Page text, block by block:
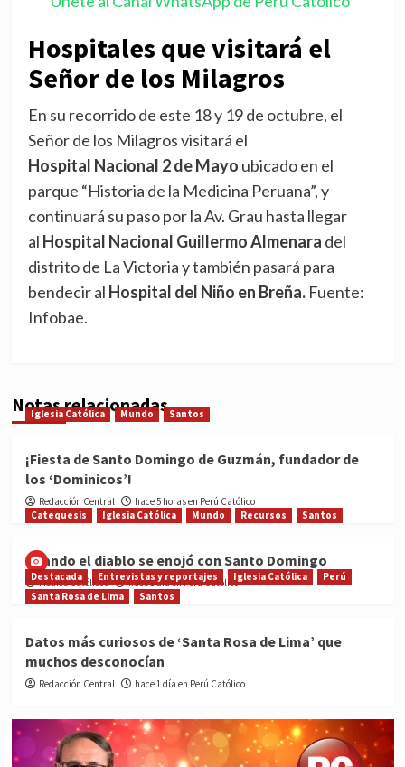
Hospitales que visitará el
Señor de los Milagros
En su recorrido de este 18 y 19 de octubre, el
Señor de los Milagros visitará el
Hospital Nacional 2 de Mayo ubicado en el
parque “Historia de la Medicina Peruana”, y
continuará su paso por la Av. Grau hasta llegar
al Hospital Nacional Guillermo Almenara del
distrito de La Victoria y también pasará para
bendecir al Hospital del Niño en Breña.Fuente:
Infobae.
Notas relacionadas
Iglesia Católica Mundo Santos
¡Fiesta de Santo Domingo de Guzmán, fundador de
los ‘Dominicos’!
Redacción Central
hace 5 horas en Perú Católico
Catequesis
Iglesia Católica Mundo Recursos Santos
Cuando el diablo se enojó con Santo Domingo
Medios Católicos hace 1 día en Perú Católico
Destacada Entrevistas y reportajes Iglesia Católica
Perú
Santa Rosa de Lima
Santos
Datos más curiosos de ‘Santa Rosa de Lima’ que
muchos desconocían
Redacción Central hace 1 día en Perú Católico